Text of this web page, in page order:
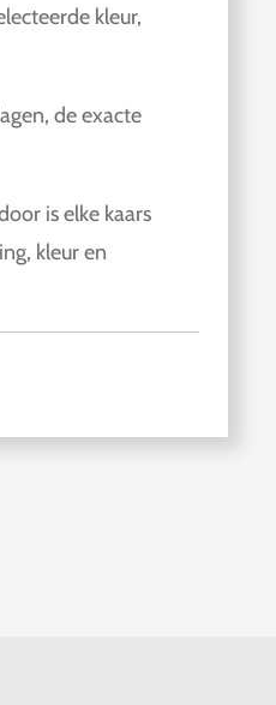
kleur,
de exacte
is elke kaars
kleur en